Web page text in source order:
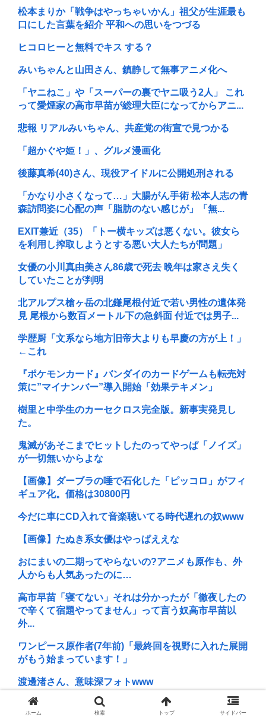
松本まりか「戦争はやっちゃいかん」祖父が生涯最も
口にした言葉を紹介 平和への思いをつづる
ヒコロヒーと無料でキス する？
みいちゃんと山田さん、鎮静して無事アニメ化へ
「ヤニねこ」や「スーパーの裏でヤニ吸う2人」 これ
って愛煙家の高市早苗が総理大臣になってからアニ...
悲報 リアルみいちゃん、共産党の街宣で見つかる
「超かぐや姫！」、グルメ漫画化
後藤真希(40)さん、現役アイドルに公開処刑される
「かなり小さくなって…」大腸がん手術 松本人志の青
森訪問姿に心配の声「脂肪のない感じが」「無...
EXIT兼近（35）「トー横キッズは悪くない。彼女ら
を利用し搾取しようとする悪い大人たちが問題」
女優の小川真由美さん86歳で死去 晩年は家さえ失く
していたことが判明
北アルプス槍ヶ岳の北鎌尾根付近で若い男性の遺体発
見 尾根から数百メートル下の急斜面 付近では男子...
学歴厨「文系なら地方旧帝大よりも早慶の方が上！」
←これ
『ポケモンカード』バンダイのカードゲームも転売対
策に”マイナンバー”導入開始「効果テキメン」
樹里と中学生のカーセクロス完全版。新事実発見し
た。
鬼滅があそこまでヒットしたのってやっぱ「ノイズ」
が一切無いからよな
【画像】ダーブラの唾で石化した「ピッコロ」がフィ
ギュア化。価格は30800円
今だに車にCD入れて音楽聴いてる時代遅れの奴www
【画像】たぬき系女優はやっぱええな
おにまいの二期ってやらないの?アニメも原作も、外
人からも人気あったのに…
高市早苗「寝てない」それは分かったが「徹夜したの
で辛くて宿題やってません」って言う奴高市早苗以
外...
ワンピース原作者(7年前)「最終回を視野に入れた展開
がもう始まっています！」
渡邊渚さん、意味深フォトwww
被爆者さん「わしがケロイドになる前はキムタクそっ
くりたったんじゃ」ハードなギャグをかます
ホーム 検索 トップ サイドバー